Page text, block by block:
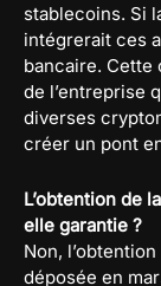
stablecoins. Si
intégrerait ces
bancaire. Cette
de l’entreprise
diverses
créer un pont
L’obtention de
elle garantie ?
Non,
déposée en